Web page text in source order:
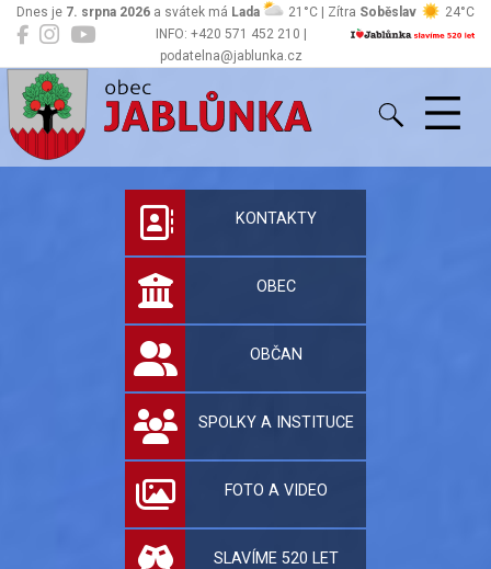
INFO: +420 571 452 210 |
podatelna@jablunka.cz
Dnes je 7. srpna 2026 a svátek má Lada 21°C | Zítra Soběslav 24°C
Jablůnka
Oficiální stránky
KONTAKTY
OBEC
OBČAN
SPOLKY A INSTITUCE
FOTO A VIDEO
SLAVÍME 520 LET